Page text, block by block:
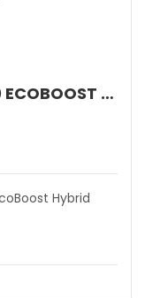
PUMA ST-LINE X 5 PORTE 1.0 ECOBOOST HYBRID 125CV MANUALE A 6 RAPPORTI
Hybrid